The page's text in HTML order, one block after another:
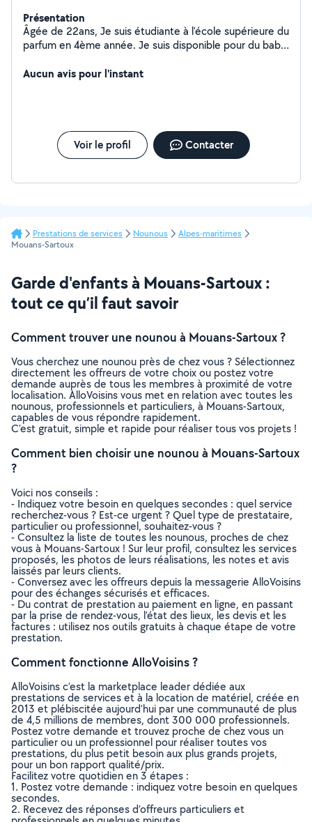
Présentation
Âgée de 22ans, Je suis étudiante à l'école supérieure du
parfum en 4ème année. Je suis disponible pour du baby-
Aucun avis pour l'instant
Voir le profil Contacter
Prestations de services Nounous
Alpes-maritimes
Mouans-Sartoux
Garde d'enfants à Mouans-Sartoux :
tout ce qu’il faut savoir
Comment trouver une nounou à Mouans-Sartoux ?
Vous cherchez une nounou près de chez vous ? Sélectionnez
directement les offreurs de votre choix ou postez votre
demande auprès de tous les membres à proximité de votre
localisation. AlloVoisins vous met en relation avec toutes les
nounous, professionnels et particuliers, à Mouans-Sartoux,
capables de vous répondre rapidement.
C’est gratuit, simple et rapide pour réaliser tous vos projets !
Comment bien choisir une nounou à Mouans-Sartoux
?
Voici nos conseils :
- Indiquez votre besoin en quelques secondes : quel service
recherchez-vous ? Est-ce urgent ? Quel type de prestataire,
particulier ou professionnel, souhaitez-vous ?
- Consultez la liste de toutes les nounous, proches de chez
vous à Mouans-Sartoux ! Sur leur profil, consultez les services
proposés, les photos de leurs réalisations, les notes et avis
laissés par leurs clients.
- Conversez avec les offreurs depuis la messagerie AlloVoisins
pour des échanges sécurisés et efficaces.
- Du contrat de prestation au paiement en ligne, en passant
par la prise de rendez-vous, l’état des lieux, les devis et les
factures : utilisez nos outils gratuits à chaque étape de votre
prestation.
Comment fonctionne AlloVoisins ?
AlloVoisins c’est la marketplace leader dédiée aux
prestations de services et à la location de matériel, créée en
2013 et plébiscitée aujourd’hui par une communauté de plus
de 4,5 millions de membres, dont 300 000 professionnels.
Postez votre demande et trouvez proche de chez vous un
particulier ou un professionnel pour réaliser toutes vos
prestations, du plus petit besoin aux plus grands projets,
pour un bon rapport qualité/prix.
Facilitez votre quotidien en 3 étapes :
1. Postez votre demande : indiquez votre besoin en quelques
secondes.
2. Recevez des réponses d’offreurs particuliers et